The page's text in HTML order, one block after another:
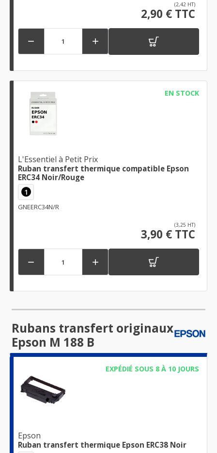
(2,42 HT)
2,90 € TTC
 
EN STOCK
L'Essentiel à Petit Prix
Ruban transfert thermique compatible Epson
ERC34 Noir/Rouge
1
GNEERC34N/R
(3,25 HT)
3,90 € TTC
 
Rubans transfert originaux
Epson M 188 B
EXPÉDIÉ SOUS 8 À 10 JOURS
Epson
Ruban transfert thermique Epson ERC38 Noir